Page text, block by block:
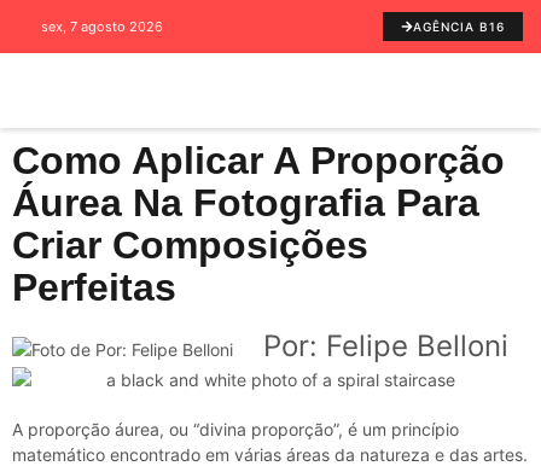
sex, 7 agosto 2026 AGÊNCIA B16
Como Aplicar A Proporção
Áurea Na Fotografia Para
Criar Composições
Perfeitas
Por: Felipe Belloni
A proporção áurea, ou “divina proporção”, é um princípio
matemático encontrado em várias áreas da natureza e das artes.